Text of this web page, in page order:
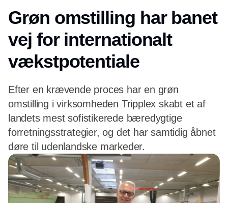
Grøn omstilling har banet
vej for internationalt
vækstpotentiale
Efter en krævende proces har en grøn
omstilling i virksomheden Tripplex skabt et af
landets mest sofistikerede bæredygtige
forretningsstrategier, og det har samtidig åbnet
døre til udenlandske markeder.